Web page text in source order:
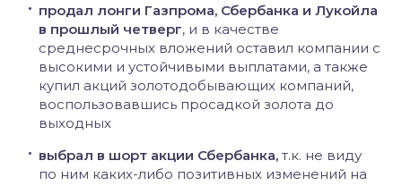
продал лонги Газпрома, Сбербанка и Лукойла
в прошлый четверг, и в качестве
среднесрочных вложений оставил компании с
высокими и устойчивыми выплатами, а также
купил акций золотодобывающих компаний,
воспользовавшись просадкой золота до
выходных
выбрал в шорт акции Сбербанка, т.к. не виду
по ним каких-либо позитивных изменений на